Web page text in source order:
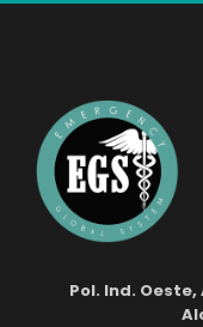
Pol. Ind.